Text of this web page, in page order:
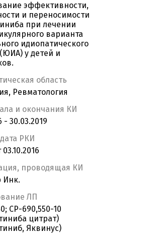
эффективности,
и переносимости
при лечении
варианта
идиопатического
у детей и
область
Ревматология
и окончания КИ
- 30.03.2019
РКИ
проводящая КИ
Инк.
ЛП
CP-690,550-10
цитрат)
Яквинус)